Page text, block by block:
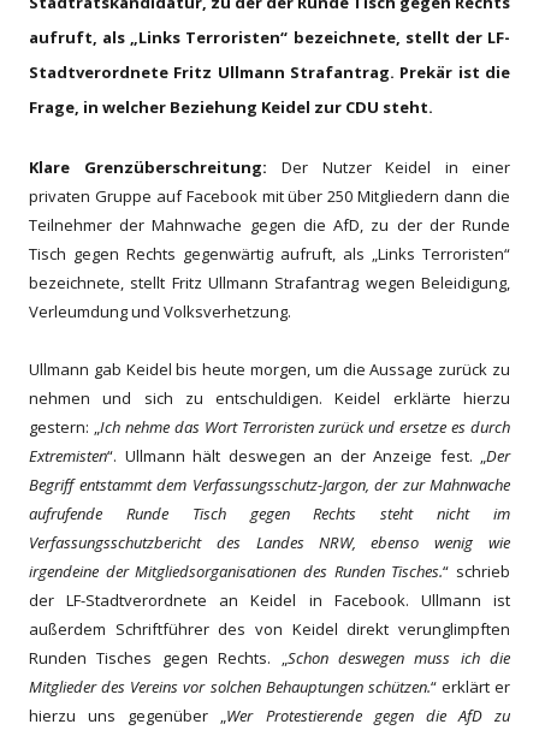
aufruft, als „Links Terroristen“ bezeichnete, stellt der LF-
Stadtverordnete Fritz Ullmann Strafantrag. Prekär ist die
Frage, in welcher Beziehung Keidel zur CDU steht.
Klare Grenzüberschreitung: Der Nutzer Keidel in einer
privaten Gruppe auf Facebook mit über 250 Mitgliedern dann die
Teilnehmer der Mahnwache gegen die AfD, zu der der Runde
Tisch gegen Rechts gegenwärtig aufruft, als „Links Terroristen“
bezeichnete, stellt Fritz Ullmann Strafantrag wegen Beleidigung,
Verleumdung und Volksverhetzung.
Ullmann gab Keidel bis heute morgen, um die Aussage zurück zu
nehmen und sich zu entschuldigen. Keidel erklärte hierzu
gestern: „Ich nehme das Wort Terroristen zurück und ersetze es durch
Extremisten“. Ullmann hält deswegen an der Anzeige fest. „Der
Begriff entstammt dem Verfassungsschutz-Jargon, der zur Mahnwache
aufrufende Runde Tisch gegen Rechts steht nicht im
Verfassungsschutzbericht des Landes NRW, ebenso wenig wie
irgendeine der Mitgliedsorganisationen des Runden Tisches.“ schrieb
der LF-Stadtverordnete an Keidel in Facebook. Ullmann ist
außerdem Schriftführer des von Keidel direkt verunglimpften
Runden Tisches gegen Rechts. „Schon deswegen muss ich die
Mitglieder des Vereins vor solchen Behauptungen schützen.“ erklärt er
hierzu uns gegenüber „Wer Protestierende gegen die AfD zu